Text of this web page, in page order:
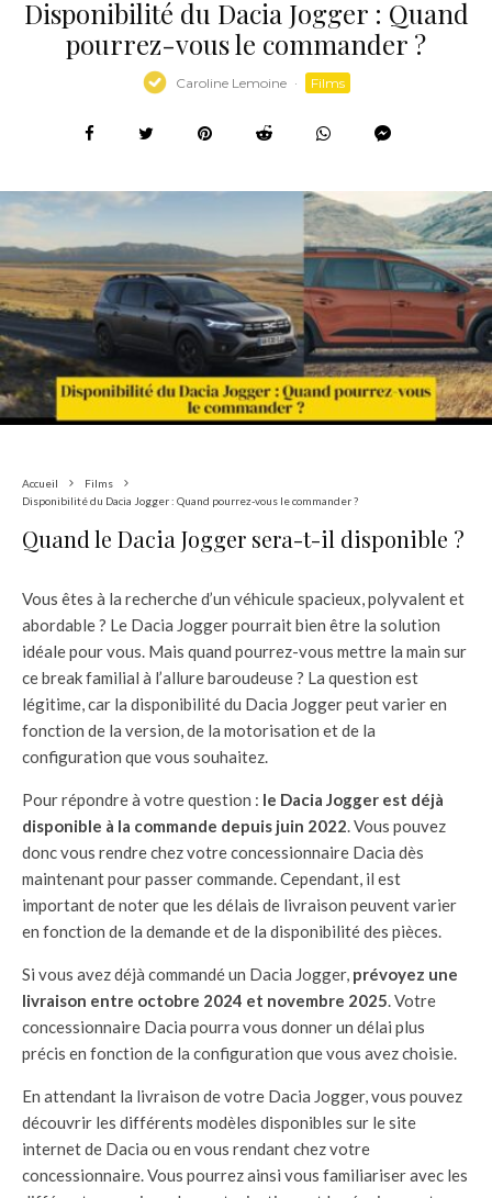
Disponibilité du Dacia Jogger : Quand
pourrez-vous le commander ?
Caroline Lemoine · Films
Accueil
Films
Disponibilité du Dacia Jogger : Quand pourrez-vous le commander ?
Quand le Dacia Jogger sera-t-il disponible ?
Vous êtes à la recherche d’un véhicule spacieux, polyvalent et
abordable ? Le Dacia Jogger pourrait bien être la solution
idéale pour vous. Mais quand pourrez-vous mettre la main sur
ce break familial à l’allure baroudeuse ? La question est
légitime, car la disponibilité du Dacia Jogger peut varier en
fonction de la version, de la motorisation et de la
configuration que vous souhaitez.
Pour répondre à votre question : le Dacia Jogger est déjà
disponible à la commande depuis juin 2022. Vous pouvez
donc vous rendre chez votre concessionnaire Dacia dès
maintenant pour passer commande. Cependant, il est
important de noter que les délais de livraison peuvent varier
en fonction de la demande et de la disponibilité des pièces.
Si vous avez déjà commandé un Dacia Jogger, prévoyez une
livraison entre octobre 2024 et novembre 2025. Votre
concessionnaire Dacia pourra vous donner un délai plus
précis en fonction de la configuration que vous avez choisie.
En attendant la livraison de votre Dacia Jogger, vous pouvez
découvrir les différents modèles disponibles sur le site
internet de Dacia ou en vous rendant chez votre
concessionnaire. Vous pourrez ainsi vous familiariser avec les